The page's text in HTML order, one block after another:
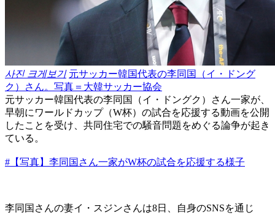
사진 크게보기 元サッカー韓国代表の李同国（イ・ドング
ク）さん。写真＝大韓サッカー協会
元サッカー韓国代表の李同国（イ・ドングク）さん一家が、
早朝にワールドカップ（W杯）の試合を応援する動画を公開
したことを受け、共同住宅での騒音問題をめぐる論争が起き
ている。
#【写真】李同国さん一家がW杯の試合を応援する様子
李同国さんの妻イ・スジンさんは8日、自身のSNSを通じ